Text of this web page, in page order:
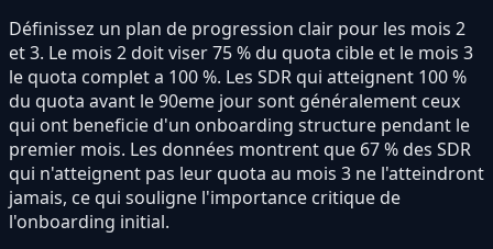
Définissez un plan de progression clair pour les mois 2
et 3. Le mois 2 doit viser 75 % du quota cible et le mois 3
le quota complet a 100 %. Les SDR qui atteignent 100 %
du quota avant le 90eme jour sont généralement ceux
qui ont beneficie d'un onboarding structure pendant le
premier mois. Les données montrent que 67 % des SDR
qui n'atteignent pas leur quota au mois 3 ne l'atteindront
jamais, ce qui souligne l'importance critique de
l'onboarding initial.